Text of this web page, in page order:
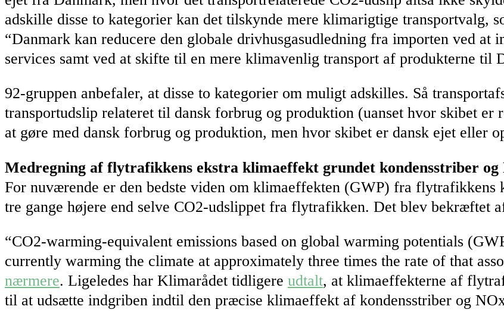
adskille disse to kategorier kan det tilskynde mere klimarigtige transportvalg,
“Danmark kan reducere den globale drivhusgasudledning fra importen ved at
services samt ved at skifte til en mere klimavenlig transport af produkterne til
92-gruppen anbefaler, at disse to kategorier om muligt adskilles. Så
transportudslip relateret til dansk forbrug og produktion (uanset hvor skibet
at gøre med dansk forbrug og produktion, men hvor skibet er dansk ejet eller
Medregning af flytrafikkens ekstra klimaeffekt grundet kondensstriber
For nuværende er den bedste viden om klimaeffekten (GWP) fra flytrafikkens
tre gange højere end selve CO2-udslippet fra flytrafikken. Det blev bekræftet
“CO2-warming-equivalent emissions based on global warming potentials
currently warming the climate at approximately three times the rate of that
nærmere. Ligeledes har Klimarådet tidligere udtalt, at klimaeffekterne af
til at udsætte indgriben indtil den præcise klimaeffekt af kondensstriber og